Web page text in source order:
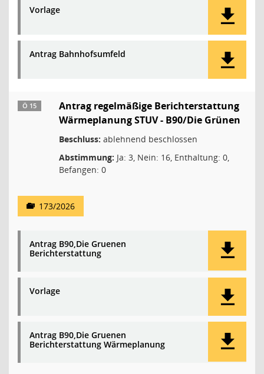
Vorlage
Antrag Bahnhofsumfeld
Ö 15
Antrag regelmäßige Berichterstattung
Wärmeplanung STUV - B90/Die Grünen
Beschluss: ablehnend beschlossen
Abstimmung: Ja: 3, Nein: 16, Enthaltung: 0,
Befangen: 0
173/2026
Antrag B90,Die Gruenen
Berichterstattung
Vorlage
Antrag B90,Die Gruenen
Berichterstattung Wärmeplanung